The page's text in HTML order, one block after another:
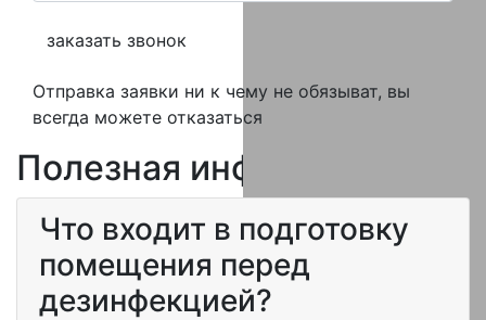
заказать звонок
Отправка заявки ни к чему не обязыват, вы
всегда можете отказаться
Полезная информация
Что входит в подготовку
помещения перед
дезинфекцией?